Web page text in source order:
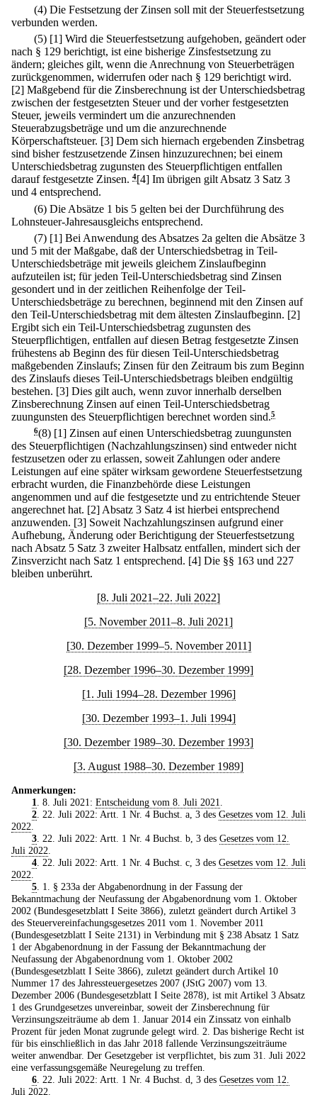
(4) Die Festsetzung der Zinsen soll mit der Steuerfestsetzung
verbunden werden.
(5) [1] Wird die Steuerfestsetzung aufgehoben, geändert oder
nach § 129 berichtigt, ist eine bisherige Zinsfestsetzung zu
ändern; gleiches gilt, wenn die Anrechnung von Steuerbeträgen
zurückgenommen, widerrufen oder nach § 129 berichtigt wird.
[2] Maßgebend für die Zinsberechnung ist der Unterschiedsbetrag
zwischen der festgesetzten Steuer und der vorher festgesetzten
Steuer, jeweils vermindert um die anzurechnenden
Steuerabzugsbeträge und um die anzurechnende
Körperschaftsteuer. [3] Dem sich hiernach ergebenden Zinsbetrag
sind bisher festzusetzende Zinsen hinzuzurechnen; bei einem
Unterschiedsbetrag zugunsten des Steuerpflichtigen entfallen
darauf festgesetzte Zinsen. 4[4] Im übrigen gilt Absatz 3 Satz 3
und 4 entsprechend.
(6) Die Absätze 1 bis 5 gelten bei der Durchführung des
Lohnsteuer-Jahresausgleichs entsprechend.
(7) [1] Bei Anwendung des Absatzes 2a gelten die Absätze 3
und 5 mit der Maßgabe, daß der Unterschiedsbetrag in Teil-
Unterschiedsbeträge mit jeweils gleichem Zinslaufbeginn
aufzuteilen ist; für jeden Teil-Unterschiedsbetrag sind Zinsen
gesondert und in der zeitlichen Reihenfolge der Teil-
Unterschiedsbeträge zu berechnen, beginnend mit den Zinsen auf
den Teil-Unterschiedsbetrag mit dem ältesten Zinslaufbeginn. [2]
Ergibt sich ein Teil-Unterschiedsbetrag zugunsten des
Steuerpflichtigen, entfallen auf diesen Betrag festgesetzte Zinsen
frühestens ab Beginn des für diesen Teil-Unterschiedsbetrag
maßgebenden Zinslaufs; Zinsen für den Zeitraum bis zum Beginn
des Zinslaufs dieses Teil-Unterschiedsbetrags bleiben endgültig
bestehen. [3] Dies gilt auch, wenn zuvor innerhalb derselben
Zinsberechnung Zinsen auf einen Teil-Unterschiedsbetrag
zuungunsten des Steuerpflichtigen berechnet worden sind.5
6(8) [1] Zinsen auf einen Unterschiedsbetrag zuungunsten
des Steuerpflichtigen (Nachzahlungszinsen) sind entweder nicht
festzusetzen oder zu erlassen, soweit Zahlungen oder andere
Leistungen auf eine später wirksam gewordene Steuerfestsetzung
erbracht wurden, die Finanzbehörde diese Leistungen
angenommen und auf die festgesetzte und zu entrichtende Steuer
angerechnet hat. [2] Absatz 3 Satz 4 ist hierbei entsprechend
anzuwenden. [3] Soweit Nachzahlungszinsen aufgrund einer
Aufhebung, Änderung oder Berichtigung der Steuerfestsetzung
nach Absatz 5 Satz 3 zweiter Halbsatz entfallen, mindert sich der
Zinsverzicht nach Satz 1 entsprechend. [4] Die §§ 163 und 227
bleiben unberührt.
[8. Juli 2021–22. Juli 2022]
[5. November 2011–8. Juli 2021]
[30. Dezember 1999–5. November 2011]
[28. Dezember 1996–30. Dezember 1999]
[1. Juli 1994–28. Dezember 1996]
[30. Dezember 1993–1. Juli 1994]
[30. Dezember 1989–30. Dezember 1993]
[3. August 1988–30. Dezember 1989]
Anmerkungen:
1
. 8. Juli 2021: Entscheidung vom 8. Juli 2021
2. 22. Juli 2022: Artt. 1 Nr. 4 Buchst. a, 3 des Gesetzes vom 12. Juli
2022
3. 22. Juli 2022: Artt. 1 Nr. 4 Buchst. b, 3 des Gesetzes vom 12.
Juli 2022
4. 22. Juli 2022: Artt. 1 Nr. 4 Buchst. c, 3 des Gesetzes vom 12. Juli
2022
5. 1. § 233a der Abgabenordnung in der Fassung der
Bekanntmachung der Neufassung der Abgabenordnung vom 1. Oktober
2002 (Bundesgesetzblatt I Seite 3866), zuletzt geändert durch Artikel 3
des Steuervereinfachungsgesetzes 2011 vom 1. November 2011
(Bundesgesetzblatt I Seite 2131) in Verbindung mit § 238 Absatz 1 Satz
1 der Abgabenordnung in der Fassung der Bekanntmachung der
Neufassung der Abgabenordnung vom 1. Oktober 2002
(Bundesgesetzblatt I Seite 3866), zuletzt geändert durch Artikel 10
Nummer 17 des Jahressteuergesetzes 2007 (JStG 2007) vom 13.
Dezember 2006 (Bundesgesetzblatt I Seite 2878), ist mit Artikel 3 Absatz
1 des Grundgesetzes unvereinbar, soweit der Zinsberechnung für
Verzinsungszeiträume ab dem 1. Januar 2014 ein Zinssatz von einhalb
Prozent für jeden Monat zugrunde gelegt wird. 2. Das bisherige Recht ist
für bis einschließlich in das Jahr 2018 fallende Verzinsungszeiträume
weiter anwendbar. Der Gesetzgeber ist verpflichtet, bis zum 31. Juli 2022
eine verfassungsgemäße Neuregelung zu treffen.
6. 22. Juli 2022: Artt. 1 Nr. 4 Buchst. d, 3 des Gesetzes vom 12.
Juli 2022